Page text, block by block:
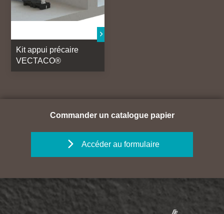
Kit appui précaire
VECTACO®
Commander un catalogue papier
Accéder au formulaire